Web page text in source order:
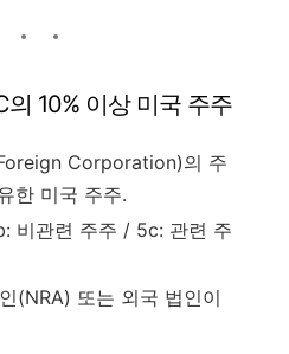
10% 이상 미국 주주
Corporation)의 주
한 미국 주주.
비관련 주주 / 5c: 관련 주
(NRA) 또는 외국 법인이